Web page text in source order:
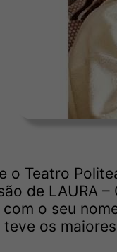
o Teatro
de LAURA
o seu
os